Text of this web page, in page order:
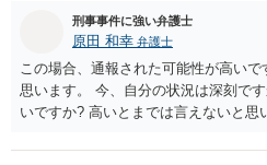
刑事事件に強い弁護士
原田 和幸 弁護士
この場合、通報された可能性が高い
思います。 今、自分の状況は深刻で
いですか? 高いとまでは言えないと
たりでしょうか。